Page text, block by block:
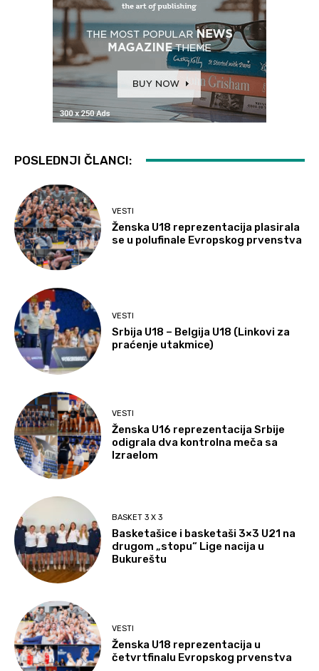
POSLEDNJI ČLANCI:
VESTI
Ženska U18 reprezentacija plasirala
se u polufinale Evropskog prvenstva
VESTI
Srbija U18 – Belgija U18 (Linkovi za
praćenje utakmice)
VESTI
Ženska U16 reprezentacija Srbije
odigrala dva kontrolna meča sa
Izraelom
BASKET 3 X 3
Basketašice i basketaši 3×3 U21 na
drugom „stopu“ Lige nacija u
Bukureštu
VESTI
Ženska U18 reprezentacija u
četvrtfinalu Evropskog prvenstva